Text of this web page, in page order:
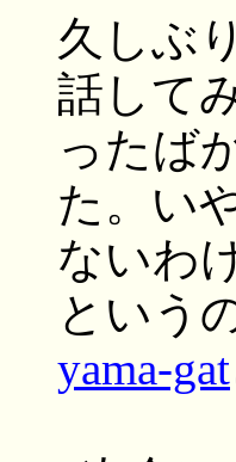
久しぶ
話して
ったば
た。い
ないわ
という
yama-gat